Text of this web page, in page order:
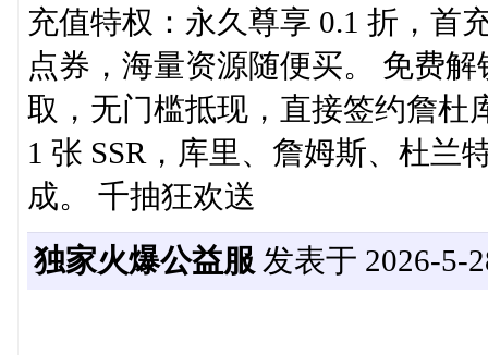
充值特权：永久尊享 0.1 折，首
点券，海量资源随便买。 免费
取，无门槛抵现，直接签约詹杜
1 张 SSR，库里、詹姆斯、杜兰
成。 千抽狂欢送
独家火爆公益服 发表于 2026-5-